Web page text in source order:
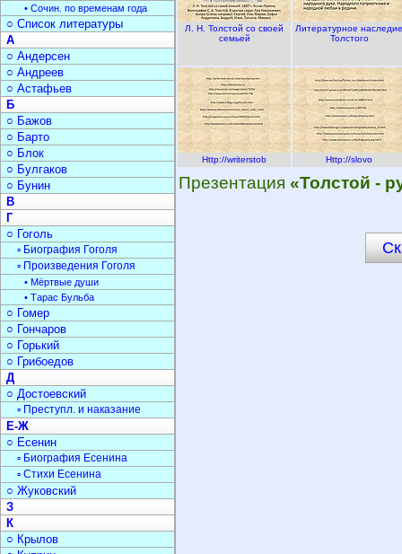
Л. Н. Толстой со своей
семьей
Литературное наследие
Толстого
Http://writerstob Http://slovo
Презентация «Толстой -
• Сочин. по временам года
○ Список литературы
А
○ Андерсен
○ Андреев
○ Астафьев
Б
○ Бажов
○ Барто
○ Блок
○ Булгаков
○ Бунин
В
Г
○ Гоголь
▫ Биография Гоголя
▫ Произведения Гоголя
• Мёртвые души
• Тарас Бульба
○ Гомер
○ Гончаров
○ Горький
○ Грибоедов
Д
○ Достоевский
▫ Преступл. и наказание
Е-Ж
○ Есенин
▫ Биография Есенина
▫ Стихи Есенина
○ Жуковский
З
К
○ Крылов